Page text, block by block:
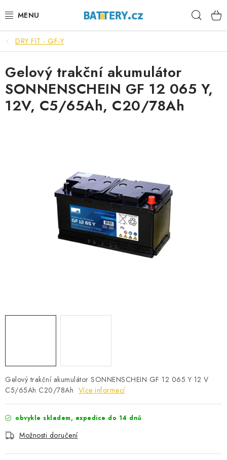
na
VÝHODNÉ SETY
SLUŽBY
AUTOBATERIE
STANIČNÍ BATERIE
BATERIOVÉ BOXY
POWERBANKY
TESTERY BATERIÍ
BATERIE PRO NOUZOVÁ OSVĚTLENÍ
DRY FIT - GF-Y
Gelový trakční akumulátor SONNENSCHEIN GF 12 065 Y 12 V
C5/65Ah C20/78Ah Více informací
obvykle skladem, expedice do 14 dnů
Možnosti doručení
Gelový trakční akumulátor
SONNENSCHEIN GF 12 065 Y,
12V, C5/65Ah, C20/78Ah